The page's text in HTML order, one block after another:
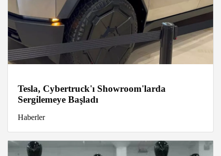
Tesla, Cybertruck'ı Showroom'larda
Sergilemeye Başladı
Haberler